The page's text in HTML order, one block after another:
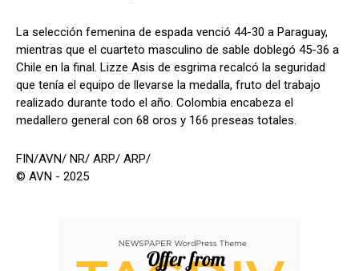
La selección femenina de espada venció 44-30 a Paraguay,
mientras que el cuarteto masculino de sable doblegó 45-36 a
Chile en la final. Lizze Asis de esgrima recalcó la seguridad
que tenía el equipo de llevarse la medalla, fruto del trabajo
realizado durante todo el año. Colombia encabeza el
medallero general con 68 oros y 166 preseas totales.
FIN/AVN/ NR/ ARP/ ARP/
© AVN - 2025